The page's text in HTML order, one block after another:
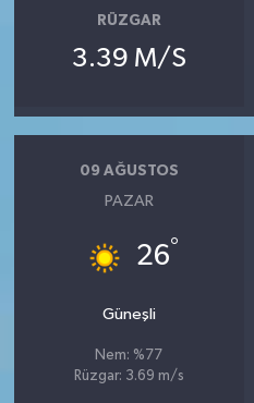
RÜZGAR
3.39 M/S
09 AĞUSTOS
PAZAR
26°
Güneşli
Nem: %77
Rüzgar: 3.69 m/s